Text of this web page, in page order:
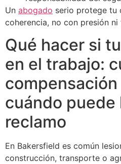
Un abogado serio protege tu
coherencia, no con presión ni
Qué hacer si
en el trabajo:
cuándo puede
reclamo
En Bakersfield es común
construcción, transporte o